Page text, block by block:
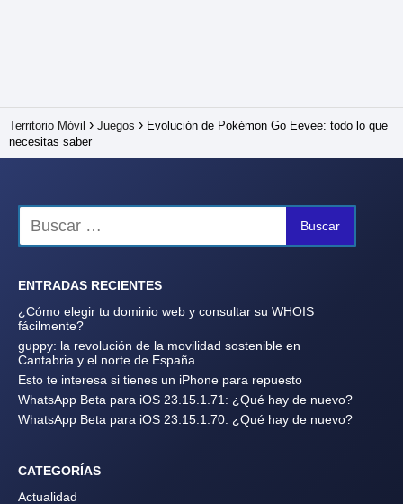
Territorio Móvil Juegos
Evolución de Pokémon Go Eevee: todo lo que
necesitas saber
ENTRADAS RECIENTES
¿Cómo elegir tu dominio web y consultar su WHOIS
fácilmente?
guppy: la revolución de la movilidad sostenible en
Cantabria y el norte de España
Esto te interesa si tienes un iPhone para repuesto
WhatsApp Beta para iOS 23.15.1.71: ¿Qué hay de nuevo?
WhatsApp Beta para iOS 23.15.1.70: ¿Qué hay de nuevo?
CATEGORÍAS
Actualidad